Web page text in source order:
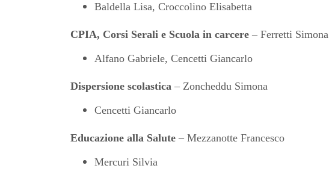
Baldella Lisa, Croccolino Elisabetta
CPIA, Corsi Serali e Scuola in carcere – Ferretti Simona
Alfano Gabriele, Cencetti Giancarlo
Dispersione scolastica – Zoncheddu Simona
Cencetti Giancarlo
Educazione alla Salute – Mezzanotte Francesco
Mercuri Silvia